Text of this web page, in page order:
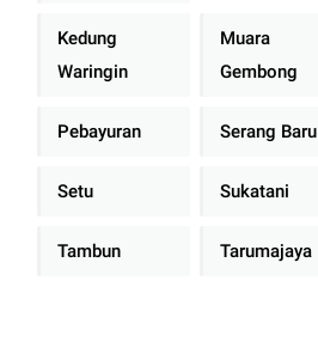
Kedung
Waringin
Muara
Gembong
Pebayuran Serang Baru
Setu Sukatani
Tambun Tarumajaya